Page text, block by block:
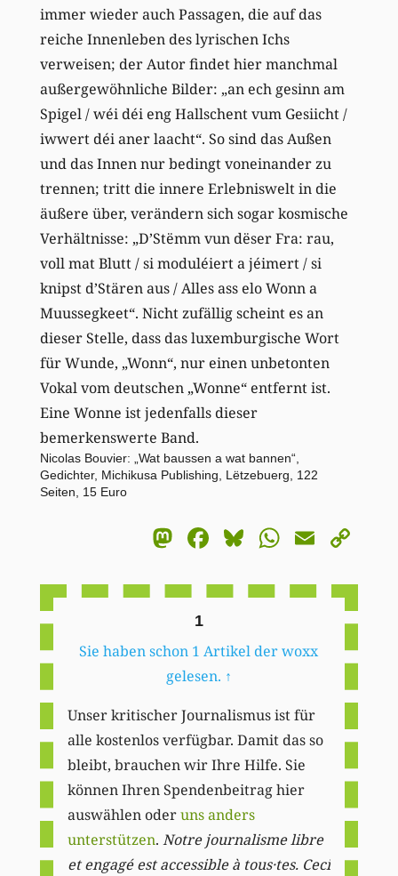
immer wieder auch Passagen, die auf das
reiche Innenleben des lyrischen Ichs
verweisen; der Autor findet hier manchmal
außergewöhnliche Bilder: „an ech gesinn am
Spigel / wéi déi eng Hallschent vum Gesiicht /
iwwert déi aner laacht“. So sind das Außen
und das Innen nur bedingt voneinander zu
trennen; tritt die innere Erlebniswelt in die
äußere über, verändern sich sogar kosmische
Verhältnisse: „D’Stëmm vun dëser Fra: rau,
voll mat Blutt / si moduléiert a jéimert / si
knipst d’Stären aus / Alles ass elo Wonn a
Muussegkeet“. Nicht zufällig scheint es an
dieser Stelle, dass das luxemburgische Wort
für Wunde, „Wonn“, nur einen unbetonten
Vokal vom deutschen „Wonne“ entfernt ist.
Eine Wonne ist jedenfalls dieser
bemerkenswerte Band.
Nicolas Bouvier: „Wat baussen a wat bannen“,
Gedichter, Michikusa Publishing, Lëtzebuerg, 122
Seiten, 15 Euro
Mastodon
Facebook
BlueskyEmail
1
Sie haben schon 1 Artikel der woxx
gelesen. ↑
Unser kritischer Journalismus ist für
alle kostenlos verfügbar. Damit das so
bleibt, brauchen wir Ihre Hilfe. Sie
können Ihren Spendenbeitrag hier
auswählen oderuns anders
unterstützen. Notre journalisme libre
et engagé est accessible à tous·tes. Ceci